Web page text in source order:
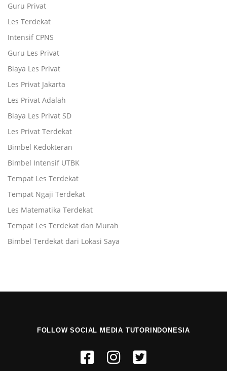
Guru Privat
Les Terdekat
Intensif CPNS
Guru Les Privat
Biaya Les Privat
Les Privat Jakarta
Les Privat Adalah
Biaya Les Privat SD
Les Privat Terdekat
Bimbel Kedokteran
Bimbel Intensif UTBK
Tempat Les Terdekat
Tempat Ngaji Terdekat
Les Matematika Terdekat
Tempat Les Terdekat dan Murah
Bimbel Terdekat dari Lokasi Saya
FOLLOW SOCIAL MEDIA TUTORINDONESIA